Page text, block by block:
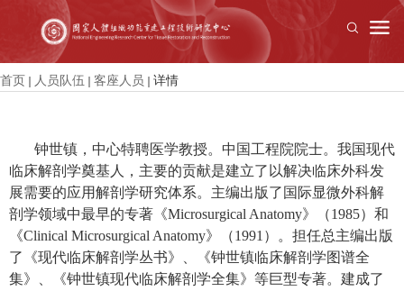
首页 人员队伍 客座人员 详情
钟世镇，中心特聘医学教授。中国工程院院士。我国现代
临床解剖学奠基人，主要的贡献是建立了以解决临床外科发
展需要的应用解剖学研究体系。主编出版了国际显微外科解
剖学领域中最早的专著《Microsurgical Anatomy》（1985）和
《Clinical Microsurgical Anatomy》（1991）。担任总主编出版
了《现代临床解剖学丛书》、《钟世镇临床解剖学图谱全
集》、《钟世镇现代临床解剖学全集》等巨型专著。建成了